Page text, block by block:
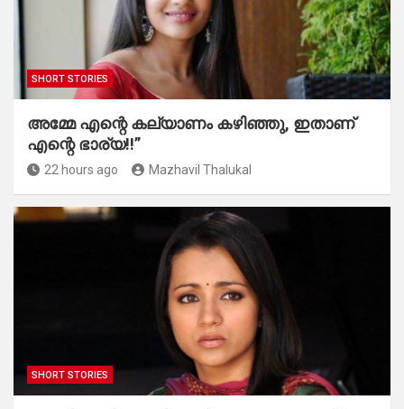
SHORT STORIES
അമ്മേ എന്റെ കല്യാണം കഴിഞ്ഞു, ഇതാണ്
എന്റെ ഭാര്യ!!”
22 hours ago Mazhavil Thalukal
SHORT STORIES